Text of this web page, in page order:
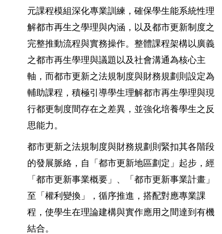
元課程模組深化專業訓練，確保學生能系統性理
解都市再生之學理與內涵，以及都市更新制度之
完整推動流程與實務操作。整體課程架構以廣義
之都市再生學理與議題以及社會溝通為核心主
軸，而都市更新之法規制度與財務規劃則設定為
輔助課程，積極引導學生理解都市再生學理與現
行都更制度間存在之差異，並強化培養學生之反
思能力。
都市更新之法規制度與財務規劃則緊扣其各階段
的發展脈絡，自「都市更新地區劃定」起步，經
「都市更新事業概要」、「都市更新事業計畫」
至「權利變換」，循序推進，搭配對應專業課
程，使學生在理論建構與實作應用之間達到有機
結合。